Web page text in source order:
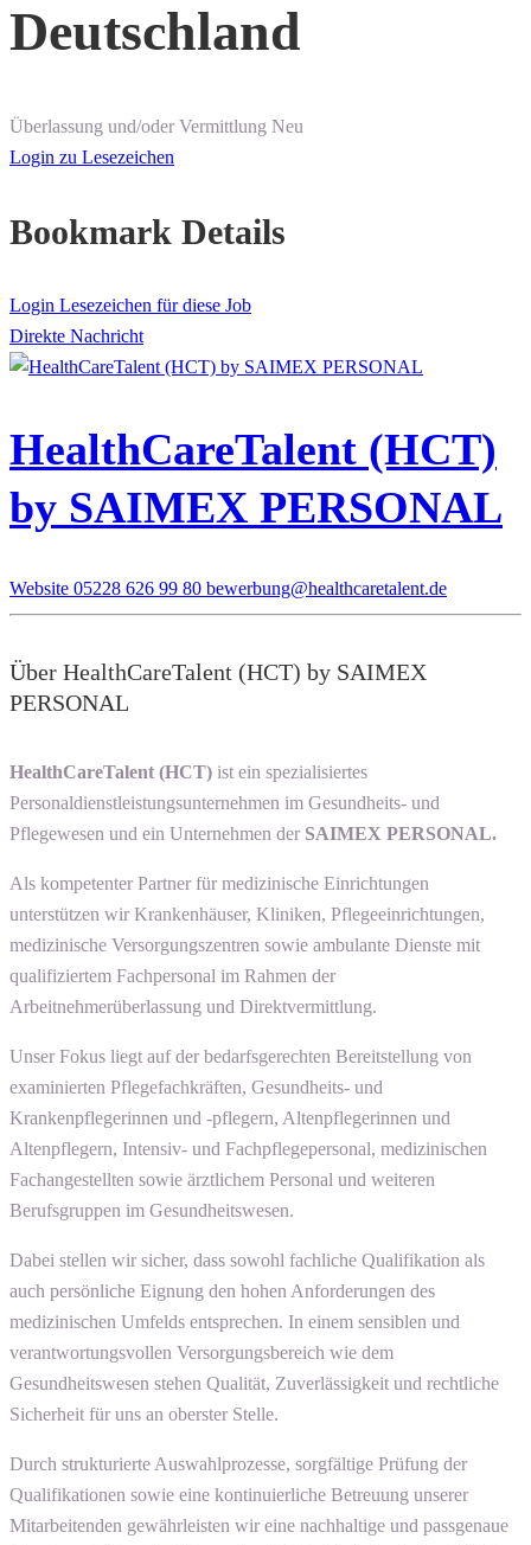
Deutschland
Überlassung und/oder Vermittlung Neu
Login zu Lesezeichen
Bookmark Details
Login Lesezeichen für diese Job
Direkte Nachricht
HealthCareTalent (HCT)
by SAIMEX PERSONAL
Website 05228 626 99 80 bewerbung@healthcaretalent.de
Über HealthCareTalent (HCT) by SAIMEX
PERSONAL
HealthCareTalent (HCT) ist ein spezialisiertes
Personaldienstleistungsunternehmen im Gesundheits- und
Pflegewesen und ein Unternehmen der SAIMEX PERSONAL.
Als kompetenter Partner für medizinische Einrichtungen
unterstützen wir Krankenhäuser, Kliniken, Pflegeeinrichtungen,
medizinische Versorgungszentren sowie ambulante Dienste mit
qualifiziertem Fachpersonal im Rahmen der
Arbeitnehmerüberlassung und Direktvermittlung.
Unser Fokus liegt auf der bedarfsgerechten Bereitstellung von
examinierten Pflegefachkräften, Gesundheits- und
Krankenpflegerinnen und -pflegern, Altenpflegerinnen und
Altenpflegern, Intensiv- und Fachpflegepersonal, medizinischen
Fachangestellten sowie ärztlichem Personal und weiteren
Berufsgruppen im Gesundheitswesen.
Dabei stellen wir sicher, dass sowohl fachliche Qualifikation als
auch persönliche Eignung den hohen Anforderungen des
medizinischen Umfelds entsprechen. In einem sensiblen und
verantwortungsvollen Versorgungsbereich wie dem
Gesundheitswesen stehen Qualität, Zuverlässigkeit und rechtliche
Sicherheit für uns an oberster Stelle.
Durch strukturierte Auswahlprozesse, sorgfältige Prüfung der
Qualifikationen sowie eine kontinuierliche Betreuung unserer
Mitarbeitenden gewährleisten wir eine nachhaltige und passgenaue